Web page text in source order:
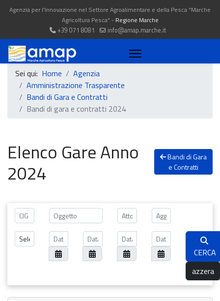
Agenzia per l'Innovazione nel Settore Agroalimentare e della Pesca "Marche
Agricoltura Pesca" - Regione Marche
+39 071 8081
info@amap.marche.it
Sei qui: Home
Agenzia
Amministrazione Trasparente
Bandi di Gara e Contratti
Bandi di gara e contratti 2024
Elenco Gare Anno
2024
Bandi di Gara
e Contratti
CERCA
azzera